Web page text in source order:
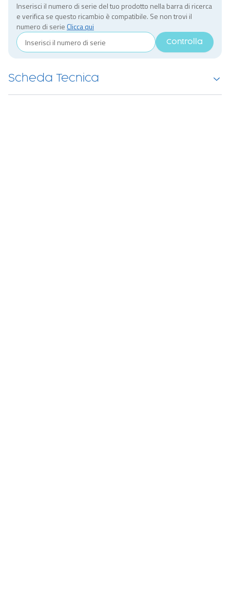
Inserisci il numero di serie del tuo prodotto nella barra di ricerca
e verifica se questo ricambio è compatibile. Se non trovi il
numero di serie Clicca qui
Controlla
Scheda Tecnica